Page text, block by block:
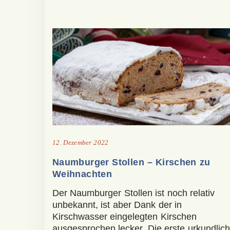
12. Dezember 2022
Naumburger Stollen – Kirschen zu
Weihnachten
Der Naumburger Stollen ist noch relativ
unbekannt, ist aber Dank der in
Kirschwasser eingelegten Kirschen